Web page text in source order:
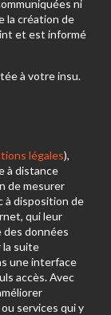
la création de
et est informé
à votre insu.
légales),
à distance
de mesurer
qui leur
données
suite
accès. Avec
services qui y